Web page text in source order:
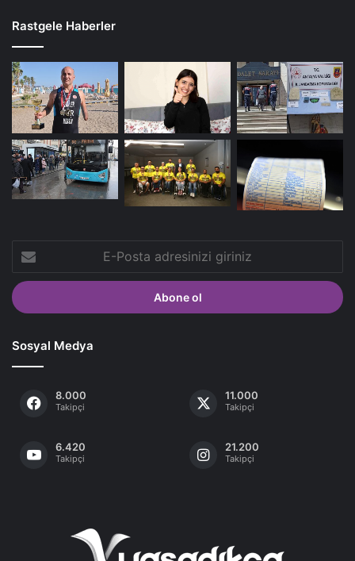
Rastgele Haberler
Posta
adresinizi
giriniz
Sosyal Medya
8.000
Takipçi
11.000
Takipçi
6.420
Takipçi
21.200
Takipçi